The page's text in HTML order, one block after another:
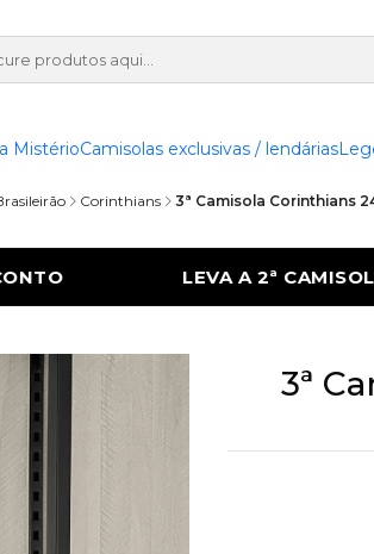
MistérioCamisolas exclusivas / lendárias
Corinthians 3ª Camisola Corinthians
COM 50% DE DESCONTO
3ª